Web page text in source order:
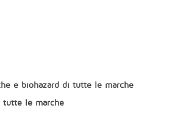
e biohazard di tutte le marche
tutte le marche